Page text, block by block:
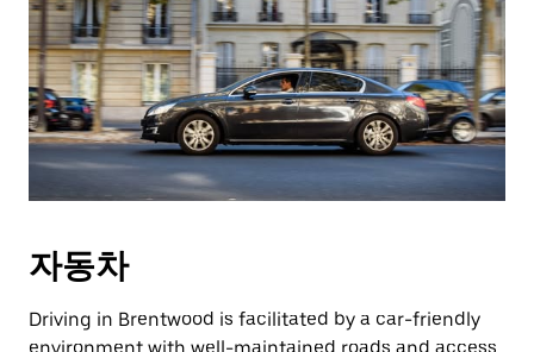
자동차
Driving in Brentwood is facilitated by a car-friendly